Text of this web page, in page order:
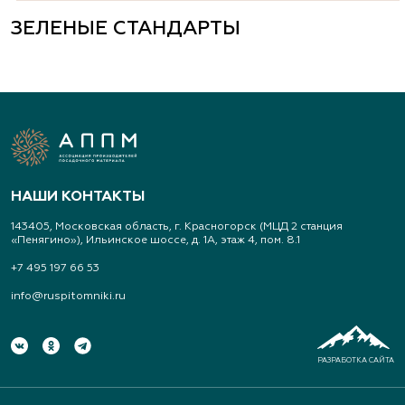
ЗЕЛЕНЫЕ СТАНДАРТЫ
НАШИ КОНТАКТЫ
143405, Московская область, г. Красногорск (МЦД 2 станция
«Пенягино»), Ильинское шоссе, д. 1А, этаж 4, пом. 8.1
+7 495 197 66 53
info@ruspitomniki.ru
РАЗРАБОТКА САЙТА